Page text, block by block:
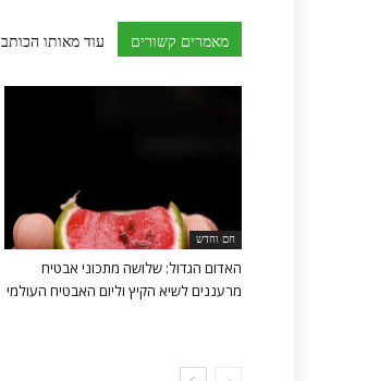
מאמרים קשורים עוד מאותו הכותב
חם וחדש
האדום הגדול: שלושה מתכוני אבטיח
מרעננים לשיא הקיץ וליום האבטיח העולמי